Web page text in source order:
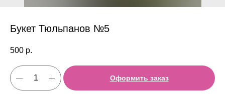
Букет Тюльпанов №5
500 р.
Оформить заказ